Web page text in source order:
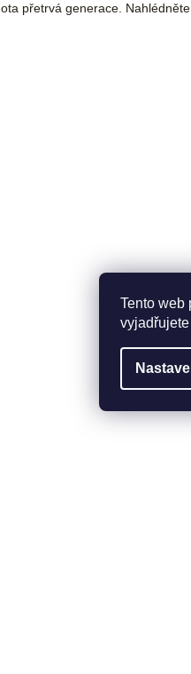
Tento web
přetrvá generace.